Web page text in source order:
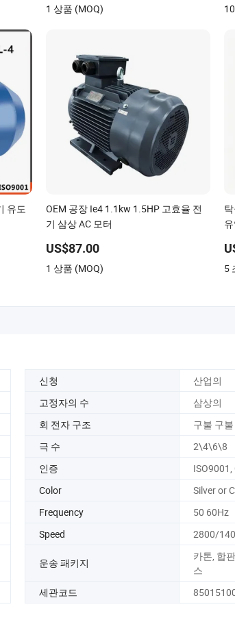
1 상품 (MOQ)
유도
OEM 공장 Ie4 1.1kw 1.5HP 고효율 전
기 삼상 AC 모터
US$87.00
1 상품 (MOQ) 5
신청
산업의
고정자의 수
삼상의
회 전자 구조
구불 구
극 수
2\4\6\8
인증
ISO9001,
Color
Silver or
Frequency
50 60Hz
Speed 2800/
운송 패키지
카톤, 합
스
세관코드